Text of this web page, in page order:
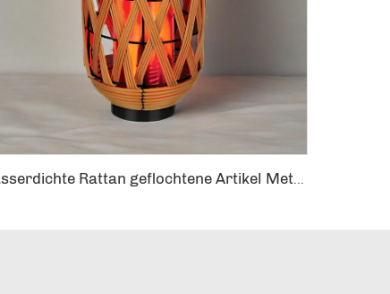
wasserdichte Rattan geflochtene Artikel Metall Stehlampe Dekoration Laterne Flackernde Flamme dekorativ Weiden Solar Laterne